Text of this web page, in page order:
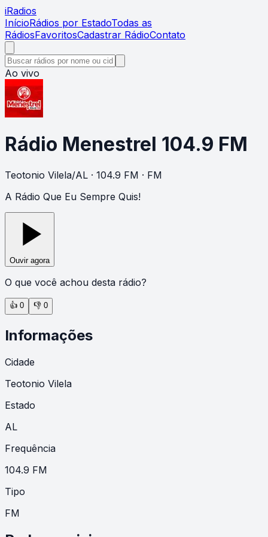
iRadios
InícioRádios por EstadoTodas as
RádiosFavoritosCadastrar RádioContato
Ao vivo
Rádio Menestrel 104.9 FM
Teotonio Vilela/AL · 104.9 FM · FM
A Rádio Que Eu Sempre Quis!
Ouvir agora
O que você achou desta rádio?
👍 0 👎 0
Informações
Cidade
Teotonio Vilela
Estado
AL
Frequência
104.9 FM
Tipo
FM